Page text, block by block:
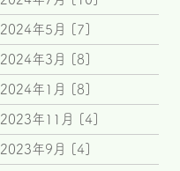
2024年5月 [7]
2024年3月 [8]
2024年1月 [8]
2023年11月 [4]
2023年9月 [4]